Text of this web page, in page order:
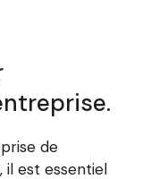
de
il est essentiel